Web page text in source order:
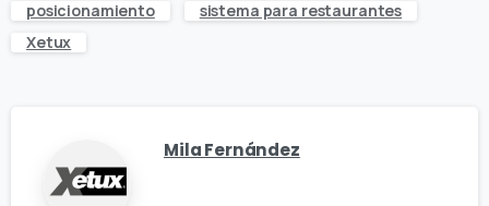
posicionamiento
sistema para restaurantes
Xetux
Mila Fernández